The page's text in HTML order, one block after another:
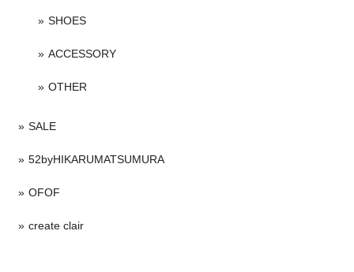
SHOES
ACCESSORY
OTHER
SALE
52byHIKARUMATSUMURA
OFOF
create clair